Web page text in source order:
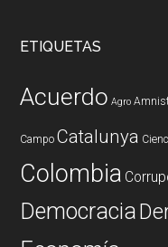
ETIQUETAS
Acuerdo Agro
Campo Catalunya
Colombia
Democracia